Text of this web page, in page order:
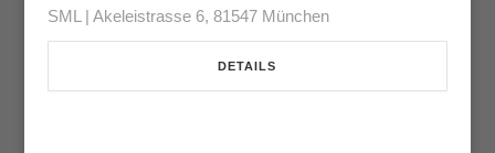
SML | Akeleistrasse 6, 81547 München
DETAILS